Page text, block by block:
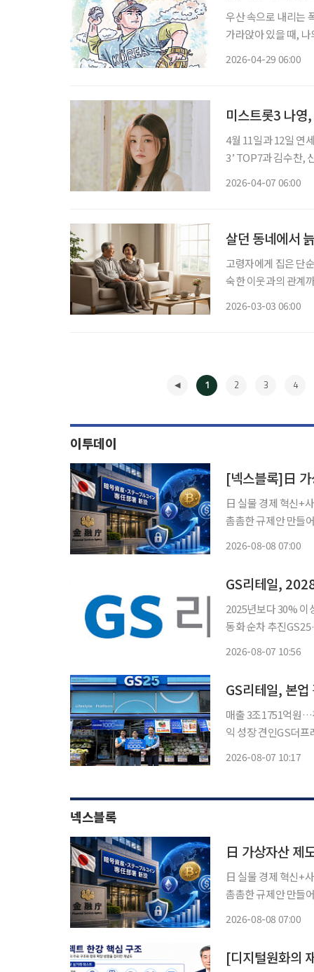
우산 속으로 내리는 폭포, 침묵하는 신
가라앉아 있을 때,
2026-04-29 06:00
미스트롯3 나영
4월 11일과 12일 연
3’ TOP7과 김수찬,
2026-04-07 06:00
살던 동네에서
고령자에게 집은 단
숙한 이웃과의 관계
2026-03-03 06:00
1 2 3 4
이투데이
日 실물 경제 혁신+
촘촘한 규제안 만들
2026-08-08 07:00
GS리테일,
2025년보다 30% 이
동화 순차 추진GS25·GS더
2026-08-07 10:56
GS리테일, 본
매출 3조1751억원…
익 성장 견인GS더프레시
2026-08-07 10:17
넥스블록
日 실물 경제 혁신+
촘촘한 규제안 만들
2026-08-08 07:00